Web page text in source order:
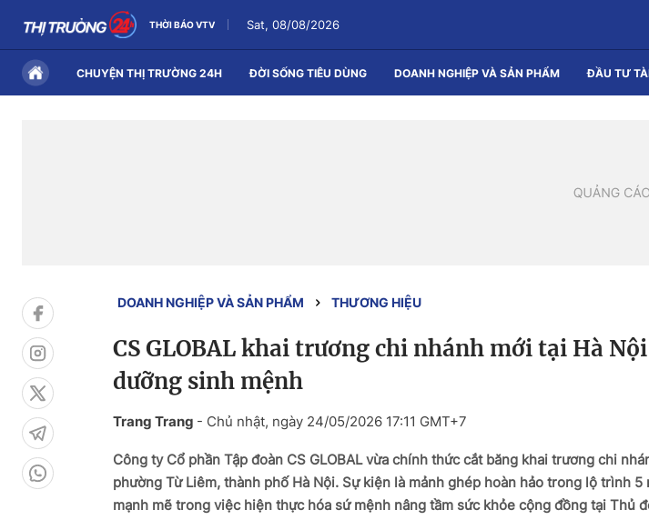
THỜI BÁO VTV Sat, 08/08/2026
CHUYỆN THỊ TRƯỜNG 24H ĐỜI SỐNG TIÊU DÙNG DOANH NGHIỆP VÀ SẢN PHẨM ĐẦU TƯ
DOANH NGHIỆP VÀ SẢN PHẨM THƯƠNG HIỆU
CS GLOBAL khai trương chi nhánh mới tại Hà
dưỡng sinh mệnh
Trang Trang - Chủ nhật, ngày 24/05/2026 17:11 GMT+7
Công ty Cổ phần Tập đoàn CS GLOBAL vừa chính thức cắt băng khai trương chi
phường Từ Liêm, thành phố Hà Nội. Sự kiện là mảnh ghép hoàn hảo trong lộ trình
mạnh mẽ trong việc hiện thực hóa sứ mệnh nâng tầm sức khỏe cộng đồng tại Thủ